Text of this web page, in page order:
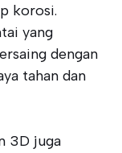
korosi.
yang
dengan
tahan dan
3D juga